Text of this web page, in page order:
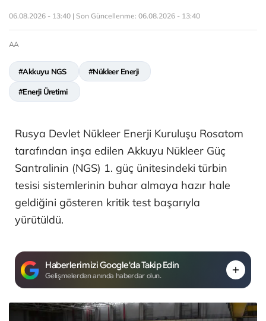
06.08.2026 - 13:40 | Son Güncellenme: 06.08.2026 - 13:40
AA
#Akkuyu NGS #Nükleer Enerji
#Enerji Üretimi
Rusya Devlet Nükleer Enerji Kuruluşu Rosatom
tarafından inşa edilen Akkuyu Nükleer Güç
Santralinin (NGS) 1. güç ünitesindeki türbin
tesisi sistemlerinin buhar almaya hazır hale
geldiğini gösteren kritik test başarıyla
yürütüldü.
Haberlerimizi Google'da Takip Edin
Gelişmelerden anında haberdar olun.